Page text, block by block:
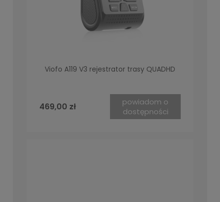
Viofo A119 V3 rejestrator trasy QUADHD
469,00 zł
powiadom o
dostępności